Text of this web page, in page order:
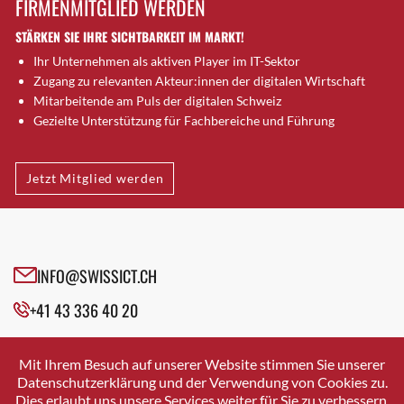
Brütten
Bubendorf
Bubikon
Buchs (SG)
Burgdorf
Bülach
Cazis
Cham
Davos Platz
Davos Platz 1
Dietikon
Dietlikon
FIRMENMITGLIED WERDEN
STÄRKEN SIE IHRE SICHTBARKEIT IM MARKT!
Ihr Unternehmen als aktiven Player im IT-Sektor
Zugang zu relevanten Akteur:innen der digitalen Wirtschaft
Mitarbeitende am Puls der digitalen Schweiz
Gezielte Unterstützung für Fachbereiche und Führung
Jetzt Mitglied werden
INFO@SWISSICT.CH
+41 43 336 40 20
SWISSICT
VULKANSTRASSE 120
8048 ZURICH
Mit Ihrem Besuch auf unserer Website stimmen Sie unserer
Datenschutzerklärung und der Verwendung von Cookies zu.
Dies erlaubt uns unsere Services weiter für Sie zu verbessern.